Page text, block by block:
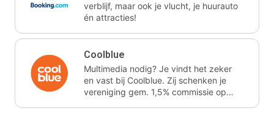
verblijf, maar ook je vlucht, je huurauto
én attracties!
Coolblue
Multimedia nodig? Je vindt het zeker
en vast bij Coolblue. Zij schenken je
vereniging gem. 1,5% commissie op